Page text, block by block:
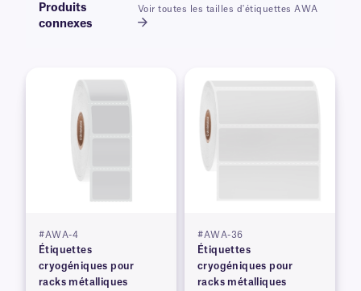
Produits
connexes
Voir toutes les tailles d'étiquettes AWA
#AWA-4
Étiquettes
cryogéniques pour
racks métalliques
#AWA-36
Étiquettes
cryogéniques pour
racks métalliques